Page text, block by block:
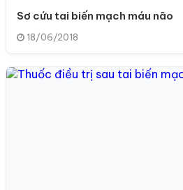
Sơ cứu tai biến mạch máu não
18/06/2018